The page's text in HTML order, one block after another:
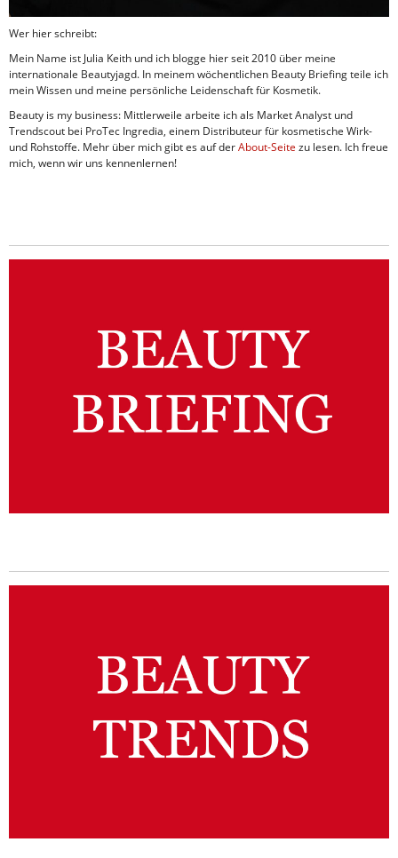
Wer hier schreibt:
Mein Name ist Julia Keith und ich blogge hier seit 2010 über meine
internationale Beautyjagd. In meinem wöchentlichen Beauty Briefing teile ich
mein Wissen und meine persönliche Leidenschaft für Kosmetik.
Beauty is my business: Mittlerweile arbeite ich als Market Analyst und
Trendscout bei ProTec Ingredia, einem Distributeur für kosmetische Wirk-
und Rohstoffe. Mehr über mich gibt es auf derAbout-Seite zu lesen. Ich freue
mich, wenn wir uns kennenlernen!